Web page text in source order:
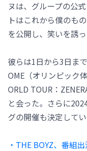
ヌは、グループの公
トはこれから僕のも
を公開し、笑いを誘っ
彼らは1日から3日ま
OME（オリンピック
ORLD TOUR：
と会った。さらに
グの開催も決定してい
・THE BOYZ、番組